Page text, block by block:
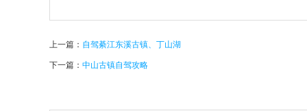
上一篇： 自驾綦江东溪古镇、丁山湖
下一篇： 中山古镇自驾攻略